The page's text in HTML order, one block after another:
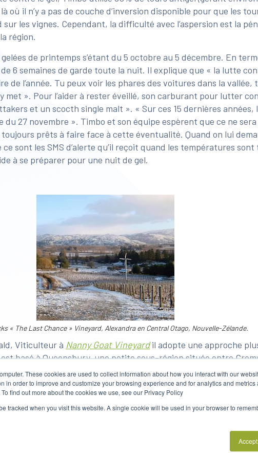
These cookies are used to collect information about how you interact with our
in order to improve and customize your browsing experience and for analytics and metrics
find out more about the cookies we use, see our Privacy Policy
tracked when you visit this website. A single cookie will be used in your browser to
Accept
où il n’y a pas de couche d’inversion disponible pour que les
sur les vignes. Cependant, la difficulté avec l’aspersion est la
région.
de printemps s’étant du 5 octobre au 5 décembre. En
6 semaines de garde toute la nuit. Il explique que « la lutte
de l’année. Tu peux voir les phares des voitures dans la vallée,
met ». Pour l’aider à rester éveillé, son carburant pour lutter
et un scocth single malt ». « Sur ces 15 dernières années,
27 novembre ». Timbo et son équipe espèrent que ce ne sera
prêts à faire face à cette éventualité. Quand on lui
sont les SMS d’alerte qu’il reçoit quand les températures sont
à se préparer pour une nuit de gel.
« The Last Chance » Vineyard, Alexandra en Central Otago, Nouvelle-Zélande.
Viticulteur à Nanny Goat Vineyardil adopte une approche
basé à Queensbury, une petite sous-région située entre
tours antigel qui protègent approximativement 20 hectares de
car il est respectueux de ces voisins et souhaite réduire
deux des quatre tours antigel FrostBoss® ont été
sur des parcelles nouvellement plantées. Heureusement, il
saison. Mais il est prêt à les utiliser à nouveau dans les semaines